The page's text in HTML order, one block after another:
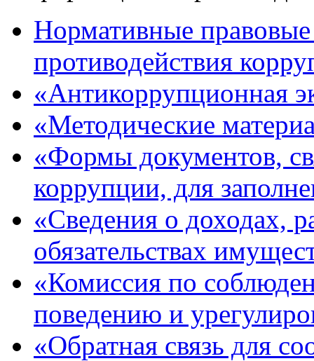
Нормативные
противодействия
«Антикоррупционная
«Методические
«Формы документов,
коррупции, для
«Сведения о доходах,
обязательствах
«Комиссия по
поведению и
«Обратная связь для